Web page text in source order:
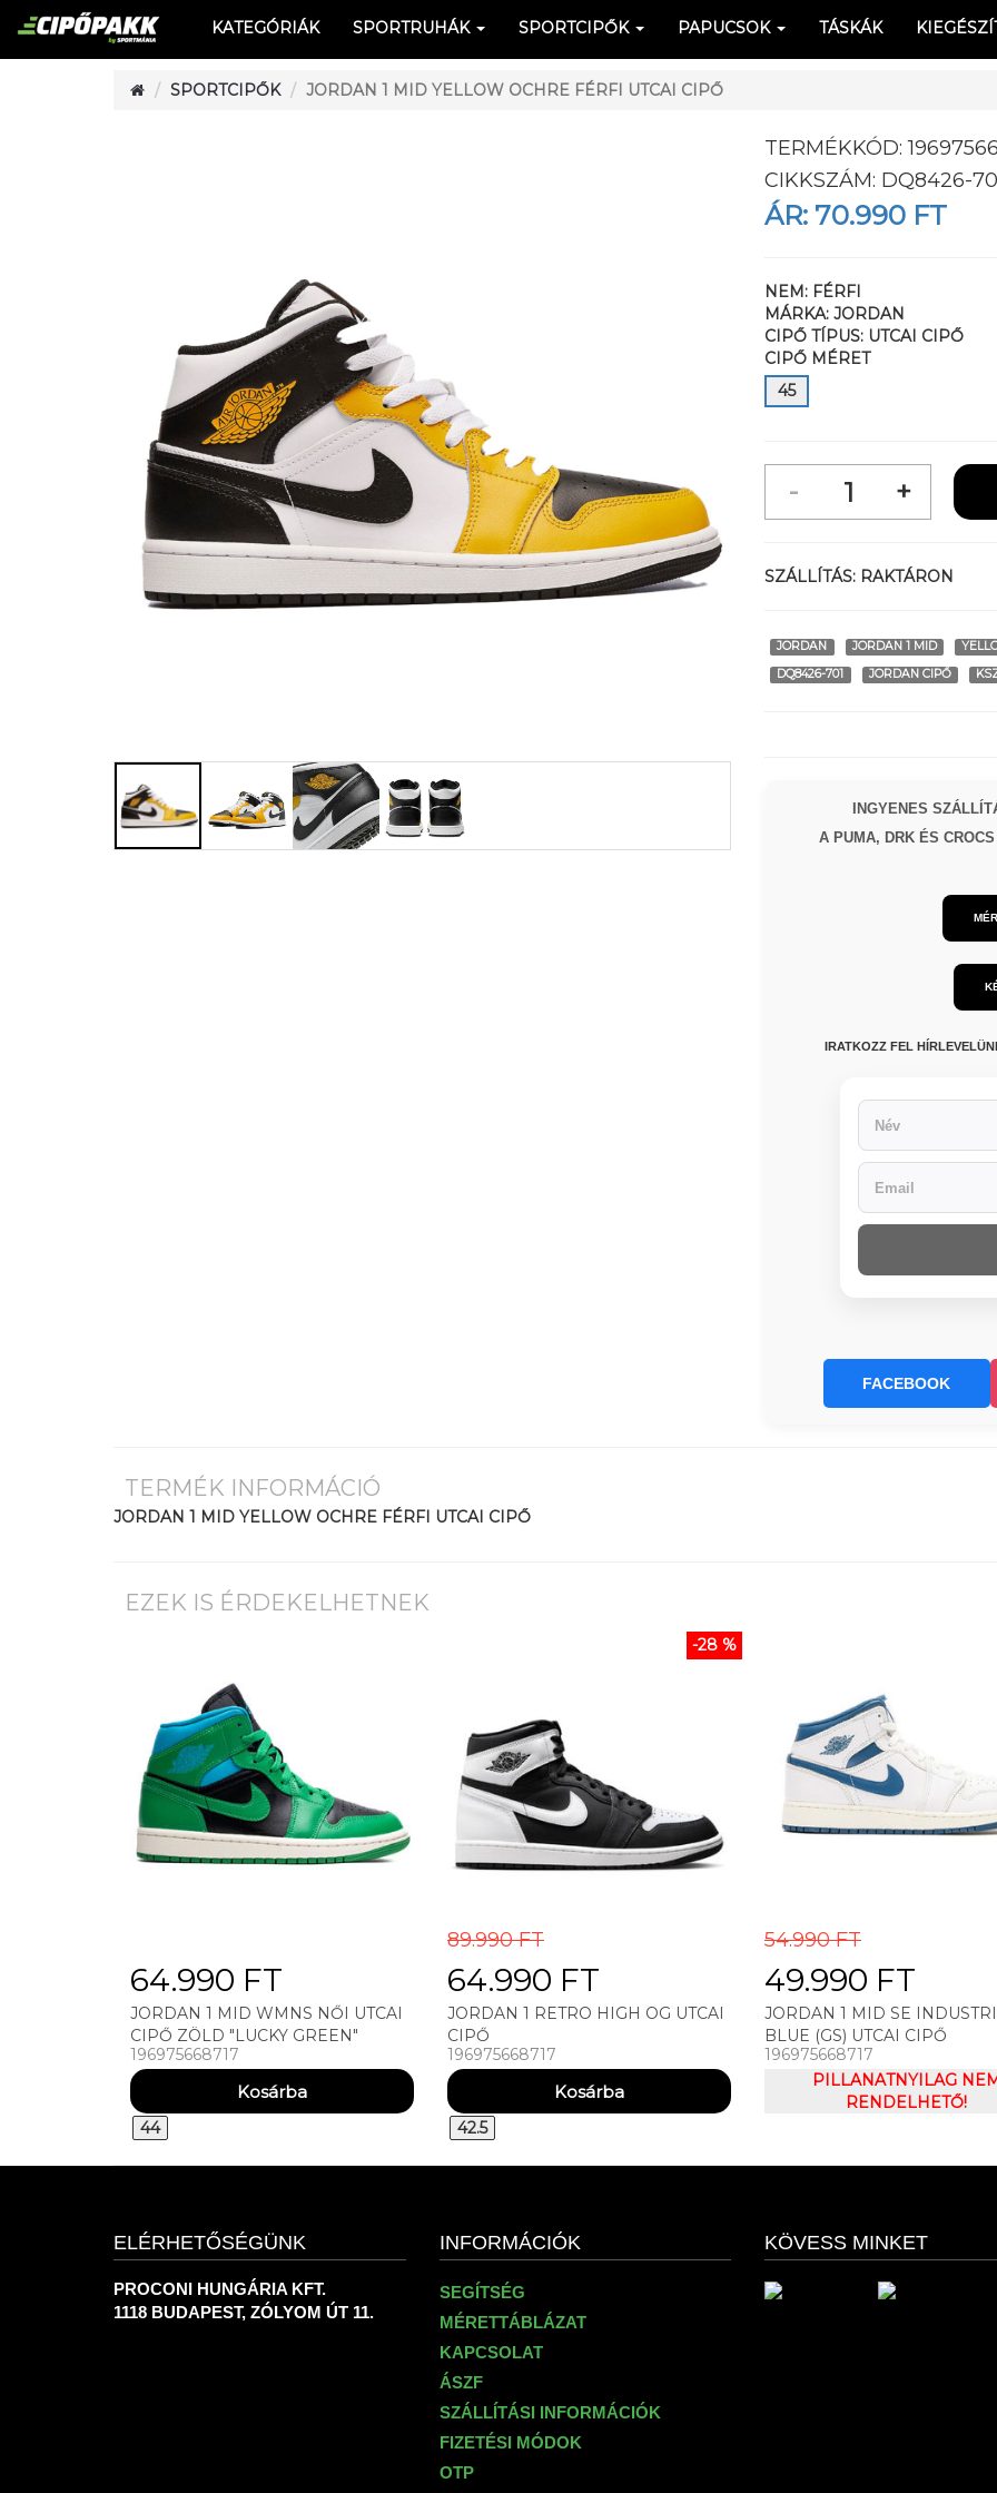
KATEGÓRIÁK SPORTRUHÁK SPORTCIPŐK PAPUCSOK TÁSKÁK
SPORTCIPŐK JORDAN 1 MID YELLOW OCHRE FÉRFI UTCAI CIPŐ
TERMÉKKÓD:
CIKKSZÁM: DQ8426-
ÁR: 70.990 FT
NEM: FÉRFI
MÁRKA: JORDAN
CIPŐ TÍPUS: UTCAI CIPŐ
CIPŐ MÉRET
45
SZÁLLÍTÁS: RAKTÁRON
JORDAN JORDAN 1 MID
DQ8426-701
JORDAN CIPŐ
INGYENES
A PUMA, DRK ÉS
IRATKOZZ FEL
FACEBOOK
TERMÉK INFORMÁCIÓ
JORDAN 1 MID YELLOW OCHRE FÉRFI UTCAI CIPŐ
EZEK IS ÉRDEKELHETNEK
64.990 FT
JORDAN 1 MID WMNS NŐI UTCAI
CIPŐ ZÖLD "LUCKY GREEN"
196975668717
44
-28 %
89.990 FT
64.990 FT
JORDAN 1 RETRO HIGH OG UTCAI
CIPŐ
196975668717
42.5
54.990 FT
49.990 FT
JORDAN 1 MID SE
BLUE (GS) UTCAI CIPŐ
196975668717
PILLANATNYILAG
RENDELHETŐ!
ELÉRHETŐSÉGÜNK
PROCONI HUNGÁRIA KFT.
1118 BUDAPEST, ZÓLYOM ÚT 11.
INFORMÁCIÓK
SEGÍTSÉG
MÉRETTÁBLÁZAT
KAPCSOLAT
ÁSZF
SZÁLLÍTÁSI INFORMÁCIÓK
FIZETÉSI MÓDOK
OTP
KÖVESS MINKET